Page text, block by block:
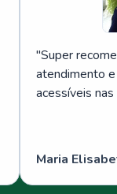
"Super
atendimento
acessíveis
Maria